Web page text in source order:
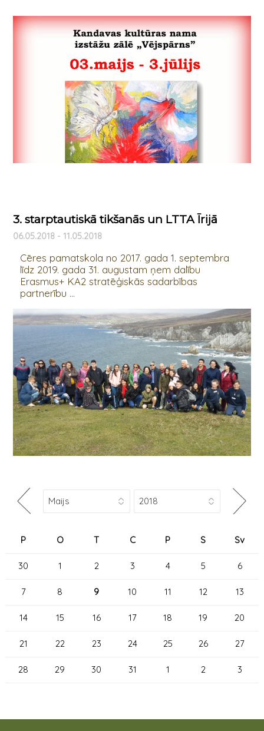
3. starptautiskā tikšanās un LTTA Īrijā
06.05.2018 - 11.05.2018
Cēres pamatskola no 2017. gada 1. septembra
līdz 2019. gada 31. augustam ņem dalību
Erasmus+ KA2 stratēģiskās sadarbības
partnerību ...
P O T C P S Sv
30 1 2 3 4 5 6
7 8 9 10 11 12 13
14 15 16 17 18 19 20
21 22 23 24 25 26 27
28 29 30 31 1 2 3